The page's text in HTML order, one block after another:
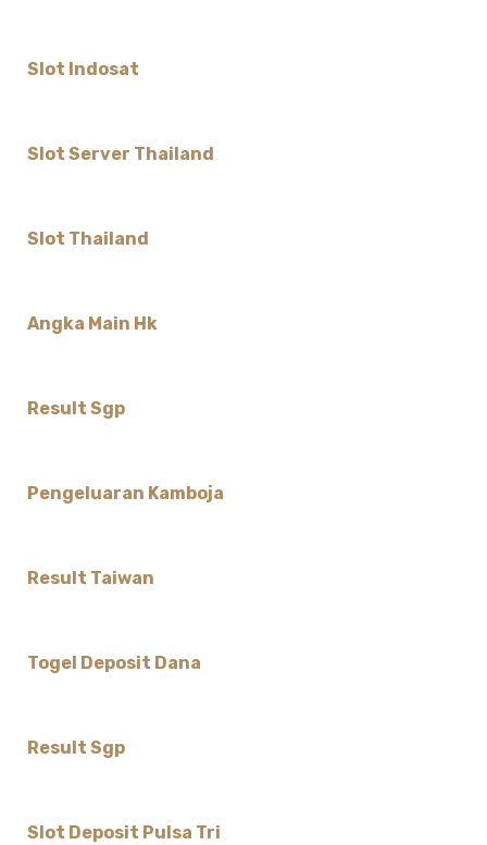
Slot Indosat
Slot Server Thailand
Slot Thailand
Angka Main Hk
Result Sgp
Pengeluaran Kamboja
Result Taiwan
Togel Deposit Dana
Result Sgp
Slot Deposit Pulsa Tri